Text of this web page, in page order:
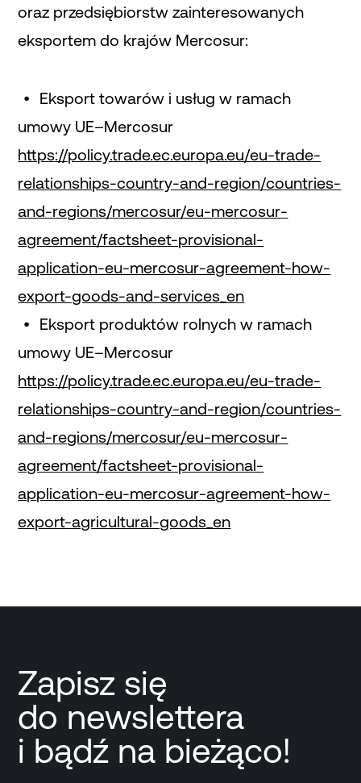
oraz przedsiębiorstw zainteresowanych
eksportem do krajów Mercosur:
Eksport towarów i usług w ramach
umowy UE–Mercosur
https://policy.trade.ec.europa.eu/eu-trade-
relationships-country-and-region/countries-
and-regions/mercosur/eu-mercosur-
agreement/factsheet-provisional-
application-eu-mercosur-agreement-how-
export-goods-and-services_en
Eksport produktów rolnych w ramach
umowy UE–Mercosur
https://policy.trade.ec.europa.eu/eu-trade-
relationships-country-and-region/countries-
and-regions/mercosur/eu-mercosur-
agreement/factsheet-provisional-
application-eu-mercosur-agreement-how-
export-agricultural-goods_en
Zapisz się
do newslettera
i bądź na bieżąco!